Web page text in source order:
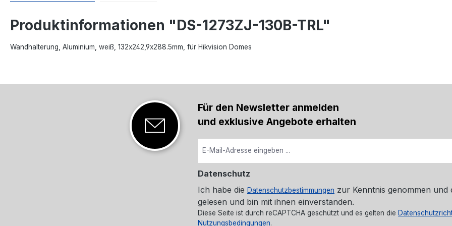
Produktinformationen "DS-1273ZJ-130B-TRL"
Wandhalterung, Aluminium, weiß, 132x242,9x288.5mm, für Hikvision Domes
Für den Newsletter anmelden
und exklusive Angebote erhalten
Datenschutz
Ich habe die Datenschutzbestimmungen zur Kenntnis genommen und
gelesen und bin mit ihnen einverstanden.
Diese Seite ist durch reCAPTCHA geschützt und es gelten die
Nutzungsbedingungen.